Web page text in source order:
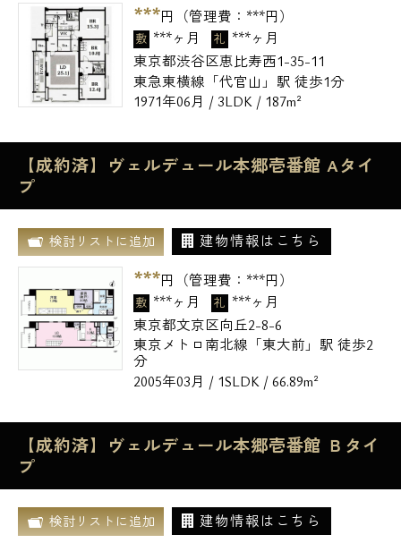
***円（管理費： ***円）
敷 ***ヶ月 礼 ***ヶ月
東京都渋谷区恵比寿西1-35-11
東急東横線「代官山」駅 徒歩1分
1971年06月 / 3LDK / 187m²
【成約済】ヴェルデュール本郷壱番館 Aタイ
プ
検討リストに追加 建物情報はこちら
***円（管理費： ***円）
敷 ***ヶ月 礼 ***ヶ月
東京都文京区向丘2-8-6
東京メトロ南北線「東大前」駅 徒歩2
分
2005年03月 / 1SLDK / 66.89m²
【成約済】ヴェルデュール本郷壱番館 Ｂタイ
プ
検討リストに追加 建物情報はこちら